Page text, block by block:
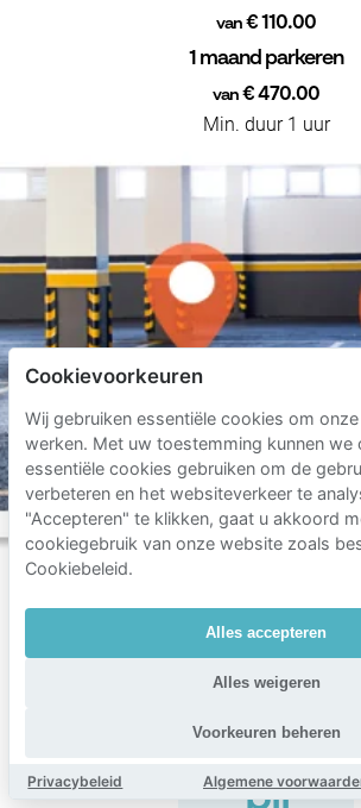
van€ 110.00
1 maand parkeren
van € 470.00
Min. duur 1 uur
over
bij
Cookievoorkeuren
Wij gebruiken essentiële cookies om
werken. Met uw toestemming kunnen we
essentiële cookies gebruiken om de
verbeteren en het websiteverkeer te
"Accepteren" te klikken, gaat u akkoord
cookiegebruik van onze website zoals
Cookiebeleid.
Alles accepteren
Alles weigeren
Voorkeuren beheren
Privacybeleid Algemene